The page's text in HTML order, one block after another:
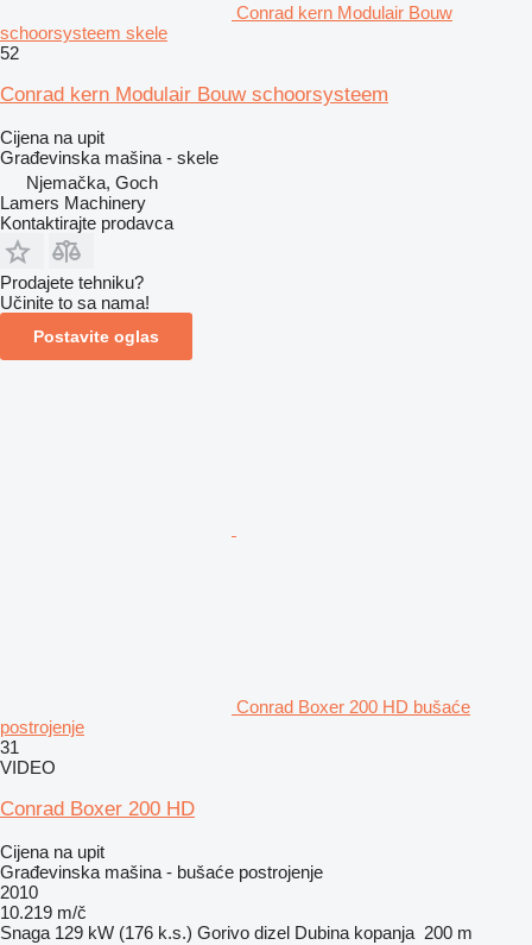
Conrad kern Modulair Bouw
schoorsysteem skele
52
Conrad kern Modulair Bouw schoorsysteem
Cijena na upit
Građevinska mašina - skele
Njemačka, Goch
Lamers Machinery
Kontaktirajte prodavca
Prodajete tehniku?
Učinite to sa nama!
Postavite oglas
Conrad Boxer 200 HD bušaće
postrojenje
31
VIDEO
Conrad Boxer 200 HD
Cijena na upit
Građevinska mašina - bušaće postrojenje
2010
10.219 m/č
Snaga 129 kW (176 k.s.) Gorivo dizel Dubina kopanja 200 m